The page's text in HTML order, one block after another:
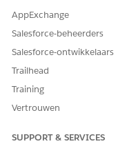
In aanmerking
Stroom
Productlanceringskaart
VOORBEELD
AppExchange
Salesforce-beheerders
Salesforce-ontwikkelaars
Trailhead
Training
Vertrouwen
SUPPORT & SERVICES